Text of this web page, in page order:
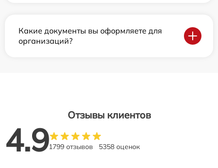
Какие документы вы оформляете для
организаций?
Отзывы клиентов
4.91799 отзывов 5358 оценок